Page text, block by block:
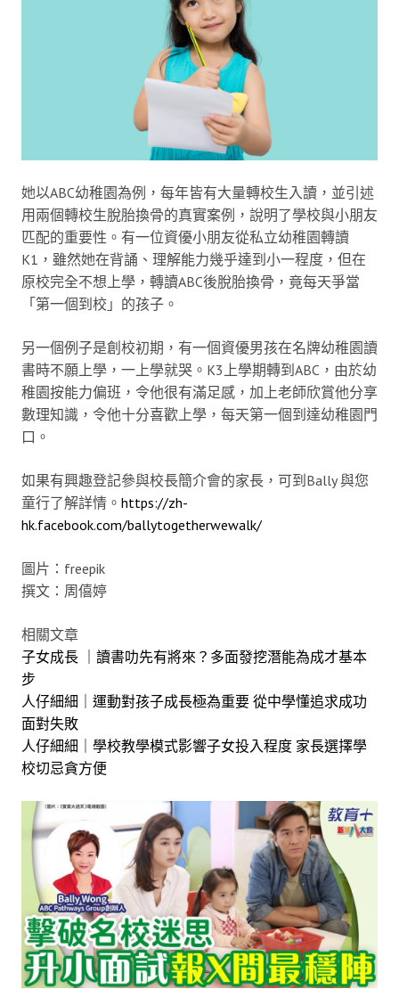
她以ABC幼稚園為例，每年皆有大量轉校生入讀，並引述
用兩個轉校生脫胎換骨的真實案例，說明了學校與小朋友
匹配的重要性。有一位資優小朋友從私立幼稚園轉讀
K1，雖然她在背誦、理解能力幾乎達到小一程度，但在
原校完全不想上學，轉讀ABC後脫胎換骨，竟每天爭當
「第一個到校」的孩子。
另一個例子是創校初期，有一個資優男孩在名牌幼稚園讀
書時不願上學，一上學就哭。K3上學期轉到ABC，由於幼
稚園按能力偏班，令他很有滿足感，加上老師欣賞他分享
數理知識，令他十分喜歡上學，每天第一個到達幼稚園門
口。
如果有興趣登記參與校長簡介會的家長，可到Bally 與您
童行了解詳情。 https://zh-
hk.facebook.com/ballytogetherwewalk/
圖片：freepik
撰文：周僖婷
相關文章
子女成長 ｜讀書叻先有將來？多面發挖潛能為成才基本
步
人仔細細｜運動對孩子成長極為重要 從中學懂追求成功
面對失敗
人仔細細｜學校教學模式影響子女投入程度 家長選擇學
校切忌貪方便